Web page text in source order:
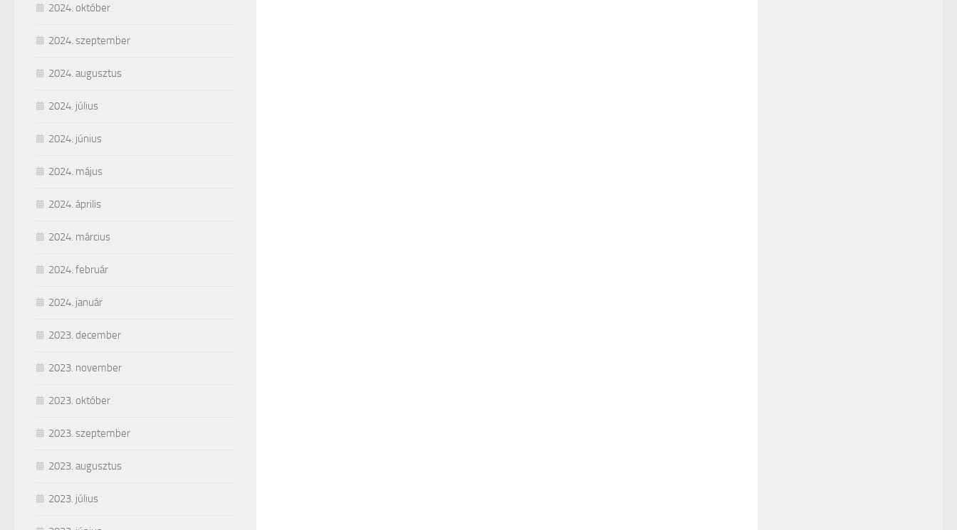
2024. október
2024. szeptember
2024. augusztus
2024. július
2024. június
2024. május
2024. április
2024. március
2024. február
2024. január
2023. december
2023. november
2023. október
2023. szeptember
2023. augusztus
2023. július